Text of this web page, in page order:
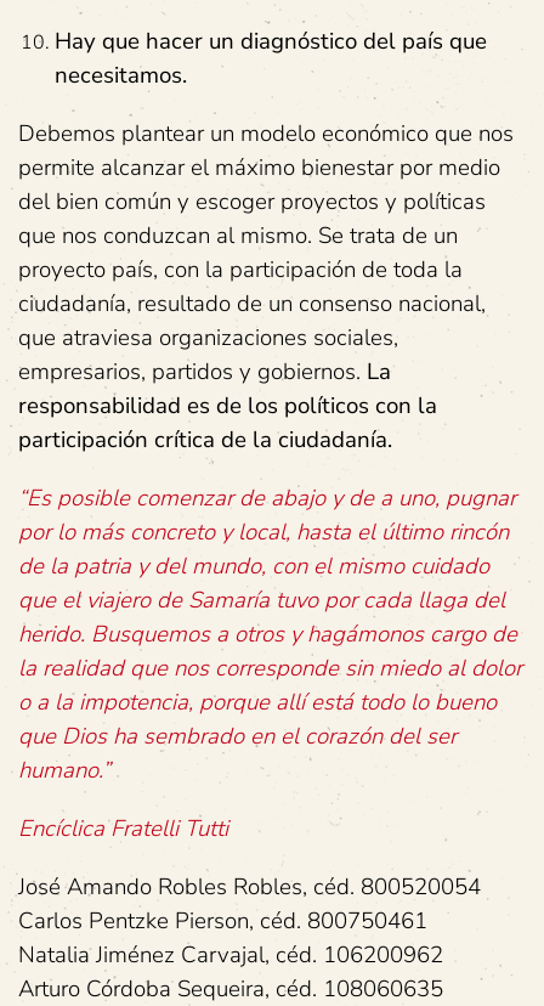
Hay que hacer un diagnóstico del país que
necesitamos.
Debemos plantear un modelo económico que nos
permite alcanzar el máximo bienestar por medio
del bien común y escoger proyectos y políticas
que nos conduzcan al mismo. Se trata de un
proyecto país, con la participación de toda la
ciudadanía, resultado de un consenso nacional,
que atraviesa organizaciones sociales,
empresarios, partidos y gobiernos. La
responsabilidad es de los políticos con la
participación crítica de la ciudadanía.
“Es posible comenzar de abajo y de a uno, pugnar
por lo más concreto y local, hasta el último rincón
de la patria y del mundo, con el mismo cuidado
que el viajero de Samaría tuvo por cada llaga del
herido. Busquemos a otros y hagámonos cargo de
la realidad que nos corresponde sin miedo al dolor
o a la impotencia, porque allí está todo lo bueno
que Dios ha sembrado en el corazón del ser
humano.”
Encíclica Fratelli Tutti
José Amando Robles Robles, céd. 800520054
Carlos Pentzke Pierson, céd. 800750461
Natalia Jiménez Carvajal, céd. 106200962
Arturo Córdoba Sequeira, céd. 108060635